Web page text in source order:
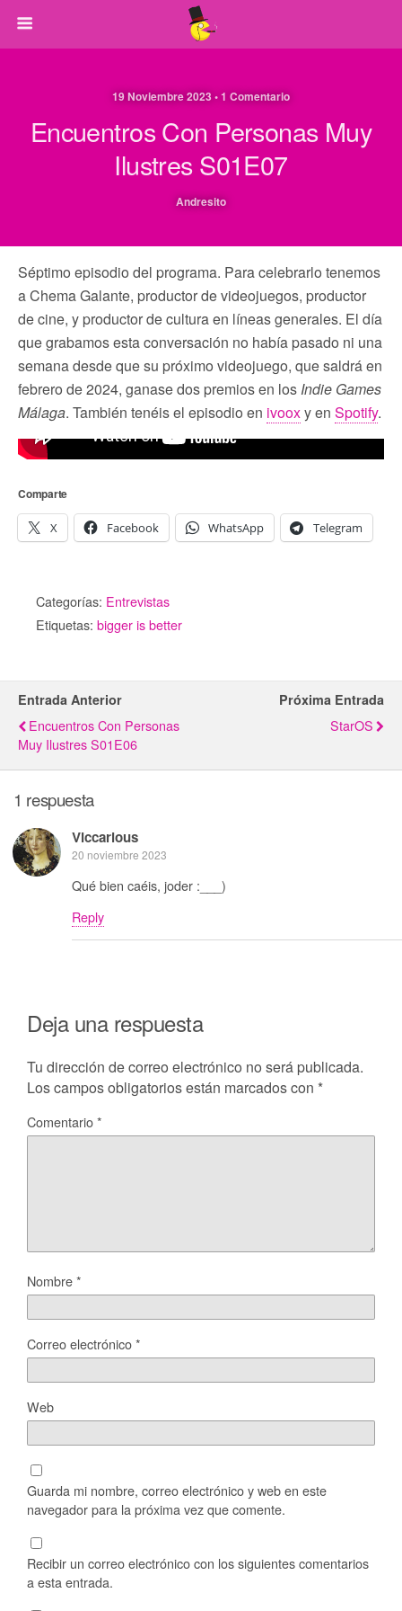
19 Noviembre 2023 • 1 Comentario
Encuentros Con Personas Muy
Ilustres S01E07
Andresito
Séptimo episodio del programa. Para celebrarlo tenemos
a Chema Galante, productor de videojuegos, productor
de cine, y productor de cultura en líneas generales. El día
que grabamos esta conversación no había pasado ni una
semana desde que su próximo videojuego, que saldrá en
febrero de 2024, ganase dos premios en los Indie Games
Málaga. También tenéis el episodio en ivooxy en Spotify.
Comparte
X Facebook WhatsApp Telegram
Categorías: Entrevistas
Etiquetas: bigger is better
Entrada Anterior
Encuentros Con Personas
Muy Ilustres S01E06
Próxima Entrada
StarOS
1 respuesta
Viccarious
20 noviembre 2023
Qué bien caéis, joder :___)
Reply
Deja una respuesta
Tu dirección de correo electrónico no será publicada.
Los campos obligatorios están marcados con *
Comentario*
Nombre*
Correo electrónico*
Web
Guarda mi nombre, correo electrónico y web en este
navegador para la próxima vez que comente.
Recibir un correo electrónico con los siguientes comentarios
a esta entrada.